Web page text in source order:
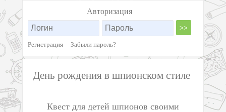
Авторизация
Регистрация Забыли пароль?
День рождения в шпионском стиле
Квест для детей шпионов своими